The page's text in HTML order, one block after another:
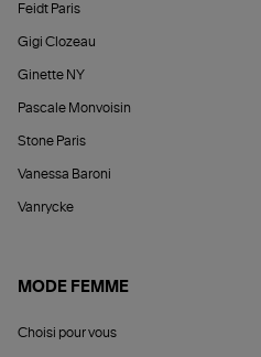
Feidt Paris
Gigi Clozeau
Ginette NY
Pascale Monvoisin
Stone Paris
Vanessa Baroni
Vanrycke
MODE FEMME
Choisi pour vous